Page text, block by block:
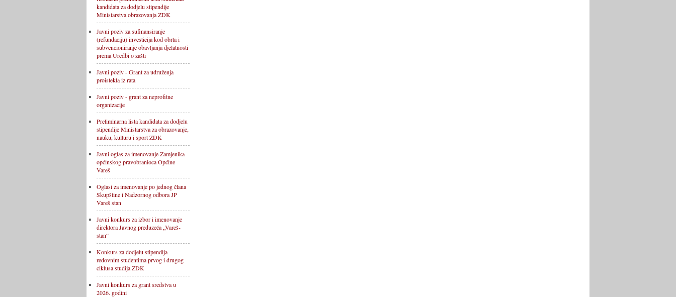
kandidata za dodjelu stipendije
Ministarstva obrazovanja ZDK
Javni poziv za sufinansiranje
(refundaciju) investicija kod obrta i
subvencioniranje obavljanja djelatnosti
prema Uredbi o zašti
Javni poziv - Grant za udruženja
proistekla iz rata
Javni poziv - grant za neprofitne
organizacije
Preliminarna lista kandidata za dodjelu
stipendije Ministarstva za obrazovanje,
nauku, kulturu i sport ZDK
Javni oglas za imenovanje Zamjenika
općinskog pravobranioca Općine
Vareš
Oglasi za imenovanje po jednog člana
Skupštine i Nadzornog odbora JP
Vareš stan
Javni konkurs za izbor i imenovanje
direktora Javnog preduzeća „Vareš-
stan“
Konkurs za dodjelu stipendija
redovnim studentima prvog i drugog
ciklusa studija ZDK
Javni konkurs za grant sredstva u
2026. godini